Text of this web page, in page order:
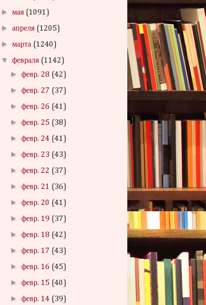
►мая (1091)
►апреля (1205)
►марта (1240)
▼февраля (1142)
►февр. 28 (42)
►февр. 27 (37)
►февр. 26 (41)
►февр. 25 (38)
►февр. 24 (41)
►февр. 23 (43)
►февр. 22 (37)
►февр. 21 (36)
►февр. 20 (41)
►февр. 19 (37)
►февр. 18 (42)
►февр. 17 (43)
►февр. 16 (45)
►февр. 15 (40)
►февр. 14 (39)